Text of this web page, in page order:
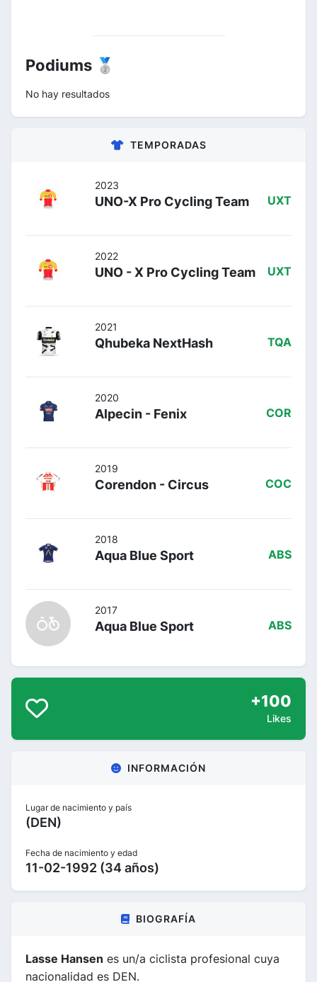
Podiums 🥈
No hay resultados
TEMPORADAS
2023
UNO-X Pro Cycling Team UXT
2022
UNO - X Pro Cycling Team UXT
2021
Qhubeka NextHash TQA
2020
Alpecin - Fenix COR
2019
Corendon - Circus COC
2018
Aqua Blue Sport ABS
2017
Aqua Blue Sport ABS
+100
Likes
INFORMACIÓN
Lugar de nacimiento y país
(DEN)
Fecha de nacimiento y edad
11-02-1992 (34 años)
BIOGRAFÍA
Lasse Hansen es un/a ciclista profesional cuya
nacionalidad es DEN.